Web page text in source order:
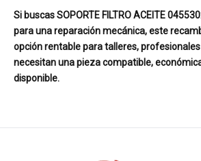
Si buscas SOPORTE FILTRO ACEITE
para una reparación mecánica, este
opción rentable para talleres,
necesitan una pieza compatible,
disponible.